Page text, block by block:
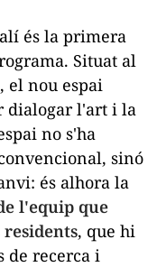
és la primera
Situat al
el nou espai
dialogar l'art i la
no s'ha
sinó
és alhora la
l'equip que
, que hi
de recerca i